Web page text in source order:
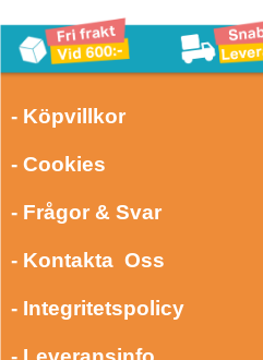
- Köpvillkor
- Cookies
- Frågor & Svar
- Kontakta Oss
- Integritetspolicy